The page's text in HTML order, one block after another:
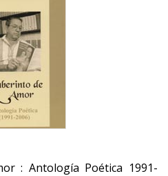
: Antología Poética 1991-